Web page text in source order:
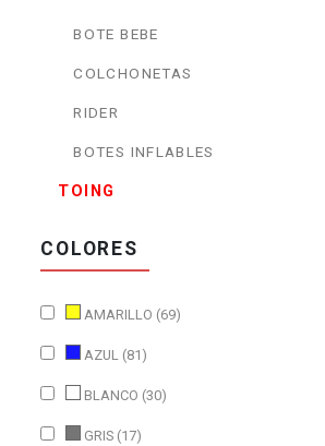
BOTE BEBE
COLCHONETAS
RIDER
BOTES INFLABLES
TOING
COLORES
AMARILLO (69)
AZUL (81)
BLANCO (30)
GRIS (17)